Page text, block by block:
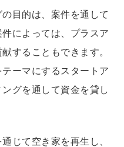
目的は、案件を通して
によっては、プラスア
することもできます。
ーマにするスタートア
グを通して資金を貸し
じて空き家を再生し、